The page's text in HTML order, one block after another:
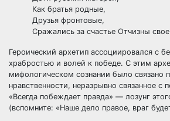
Как братья родные,
Друзья фронтовые,
Сражались за счастье Отчизны
Героический архетип ассоциировался с
храбростью и волей к победе. С этим
мифологическом сознании было связано
нравственности, неразрывно связанное с
«Всегда побеждает правда» — лозунг
(вспомните: «Наше дело правое, враг